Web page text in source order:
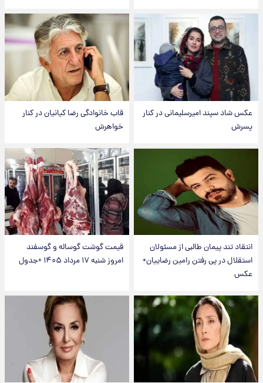
عکس شاد سپند امیرسلیمانی در کنار
پسرش
قاب خانوادگی رضا کیانیان در کنار
خواهرش
انتقاد تند پیمان طالبی از مسئولان
استقلال در پی رفتن رامین رضاییان+
عکس
قیمت گوشت گوساله و گوسفند
امروز شنبه ۱۷ مرداد ۱۴۰۵ +جدول